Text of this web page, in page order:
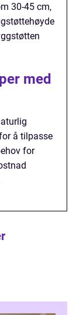
30-45 cm,
med
å tilpasse
for